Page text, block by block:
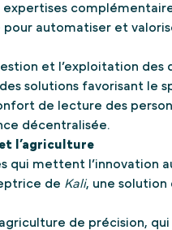
automatiser et
et l’exploitation des
solutions favorisant le
de lecture des
décentralisée.
l’agriculture
qui mettent l’innovation
de Kali, une solution
de précision,